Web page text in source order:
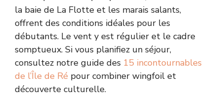
la baie de La Flotte et les marais salants,
offrent des conditions idéales pour les
débutants. Le vent y est régulier et le cadre
somptueux. Si vous planifiez un séjour,
consultez notre guide des 15 incontournables
de l’Île de Ré pour combiner wingfoil et
découverte culturelle.